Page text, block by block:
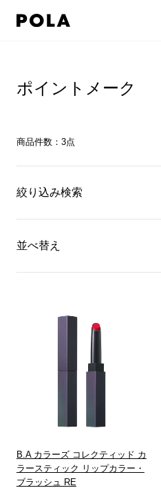
ポイントメーク
商品件数： 3点
絞り込み検索
並べ替え
B.A カラーズ コレクティッド カ
ラースティック リップカラー・
ブラッシュ RE